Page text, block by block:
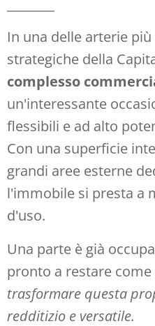
In una delle arterie
strategiche della
complesso
un'interessante
flessibili e ad alto
Con una superficie
grandi aree esterne
l'immobile si presta a
d'uso.
Una parte è già
pronto a restare
trasformare questa
redditizio e versatile.